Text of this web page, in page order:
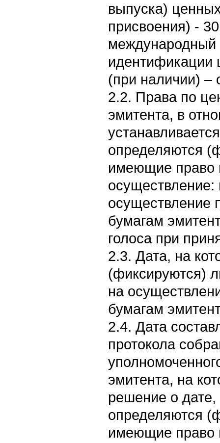
выпуска)
присвоения) -
международный
идентификации
(при наличии) –
2.2. Права по
эмитента, в
определяются
имеющие право
осуществление:
осуществление
бумагам
голоса при
2.3. Дата, на
(фиксируются)
на
бумагам
2.4. Дата
протокола
эмитента, на
решение о дате,
определяются
имеющие право